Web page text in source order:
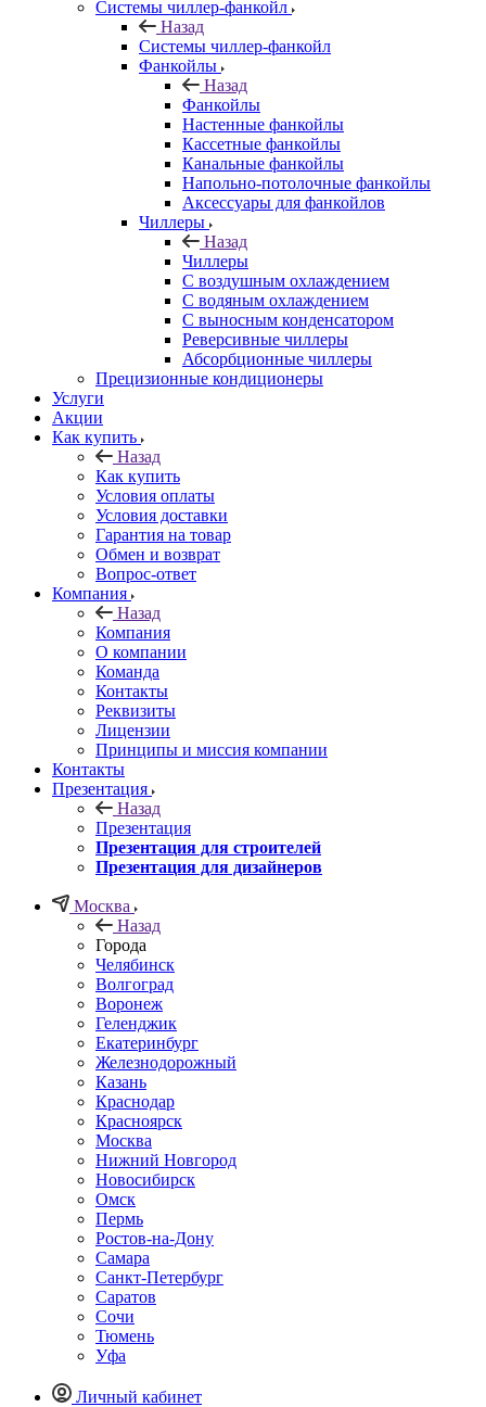
Системы чиллер-фанкойл
Назад
Системы чиллер-фанкойл
Фанкойлы
Назад
Фанкойлы
Настенные фанкойлы
Кассетные фанкойлы
Канальные фанкойлы
Напольно-потолочные фанкойлы
Аксессуары для фанкойлов
Чиллеры
Назад
Чиллеры
С воздушным охлаждением
С водяным охлаждением
С выносным конденсатором
Реверсивные чиллеры
Абсорбционные чиллеры
Прецизионные кондиционеры
Услуги
Акции
Как купить
Назад
Как купить
Условия оплаты
Условия доставки
Гарантия на товар
Обмен и возврат
Вопрос-ответ
Компания
Назад
Компания
О компании
Команда
Контакты
Реквизиты
Лицензии
Принципы и миссия компании
Контакты
Презентация
Назад
Презентация
Презентация для строителей
Презентация для дизайнеров
Москва
Назад
Города
Челябинск
Волгоград
Воронеж
Геленджик
Екатеринбург
Железнодорожный
Казань
Краснодар
Красноярск
Москва
Нижний Новгород
Новосибирск
Омск
Пермь
Ростов-на-Дону
Самара
Санкт-Петербург
Саратов
Сочи
Тюмень
Уфа
Личный кабинет